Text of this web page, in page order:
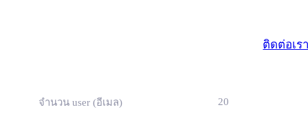
ติดต่อเร
จำนวน user (อีเมล) 20